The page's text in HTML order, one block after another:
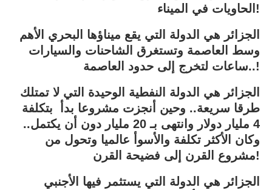
الحاويات في الميناء!
الجزائر هي الدولة التي يقع ميناؤها البحري الأهم
وسط العاصمة وتستغرق الشاحنات والسيارات
ساعات لتخرج إلى حدود العاصمة..!
الجزائر هي الدولة النفطية الوحيدة التي لا تمتلك
طرقا سريعة.. وحين أنجزت مشروعا بدأ بتكلفة
4 مليار دولار وانتهى بـ 20 مليار دون أن يكتمل..
وكان الأكثر تكلفة والأسوأ عالميا وتحول من
مشروع القرن إلى فضيحة القرن!
الجزائر هي الدولة التي يستثمر فيها الأجنبي